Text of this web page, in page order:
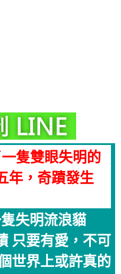
隻雙眼失明的
年，奇蹟發生
失明流浪貓
只要有愛，不可
世界上或許真的